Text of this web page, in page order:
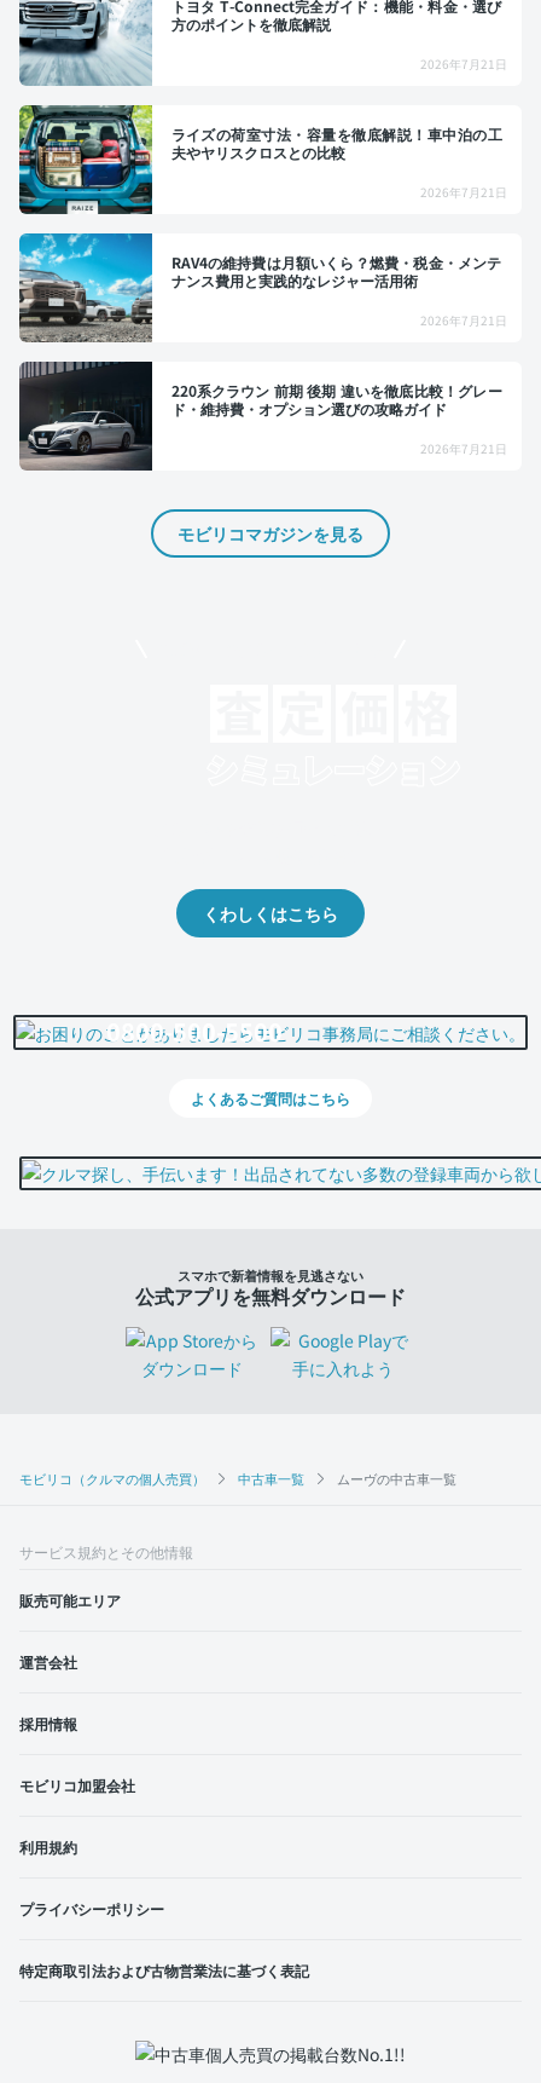
モビリコ（クルマの個人売買） 中古車一覧 ムーヴの中古車一覧
トヨタ T-Connect完全ガイド：機能・料金・選び
方のポイントを徹底解説
2026年7月21日
ライズの荷室寸法・容量を徹底解説！車中泊の工
夫やヤリスクロスとの比較
2026年7月21日
RAV4の維持費は月額いくら？燃費・税金・メンテ
ナンス費用と実践的なレジャー活用術
2026年7月21日
220系クラウン 前期 後期 違いを徹底比較！グレー
ド・維持費・オプション選びの攻略ガイド
2026年7月21日
モビリコマガジンを見る
くわしくはこちら
0800-500-5500
よくあるご質問はこちら
スマホで新着情報を見逃さない
公式アプリを無料ダウンロード
サービス規約とその他情報
販売可能エリア
運営会社
採用情報
モビリコ加盟会社
利用規約
プライバシーポリシー
特定商取引法および古物営業法に基づく表記